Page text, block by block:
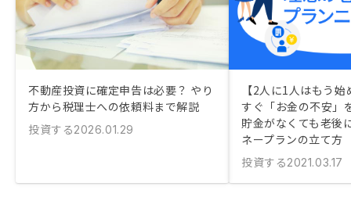
不動産投資に確定申告は必要？ やり
方から税理士への依頼料まで解説
投資する2026.01.29
【2人に1人はもう
すぐ「お金の不安」
貯金がなくても老後
ネープランの立て方
投資する2021.03.17